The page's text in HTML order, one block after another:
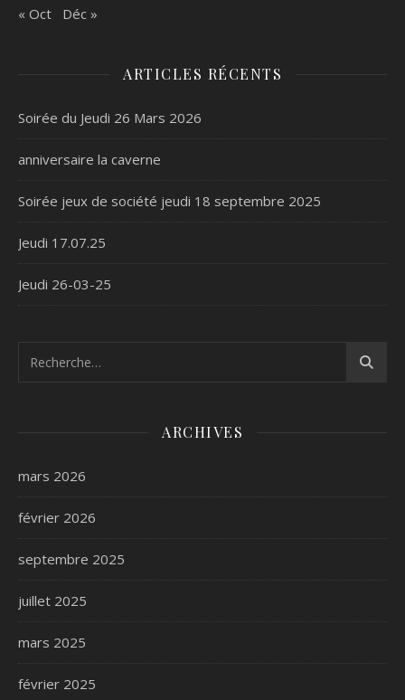
« Oct Déc »
ARTICLES RÉCENTS
Soirée du Jeudi 26 Mars 2026
anniversaire la caverne
Soirée jeux de société jeudi 18 septembre 2025
Jeudi 17.07.25
Jeudi 26-03-25
ARCHIVES
mars 2026
février 2026
septembre 2025
juillet 2025
mars 2025
février 2025